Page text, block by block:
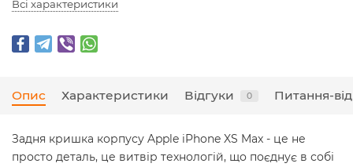
Всі характеристики
Опис Характеристики Відгуки 0 Питання-
Задня кришка корпусу Apple iPhone XS Max - це не
просто деталь, це витвір технологій, що поєднує в собі